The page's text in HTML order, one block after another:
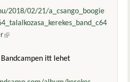
2018/02/21/a_csango_boogie
(külső hivatkozás)
itt lehet